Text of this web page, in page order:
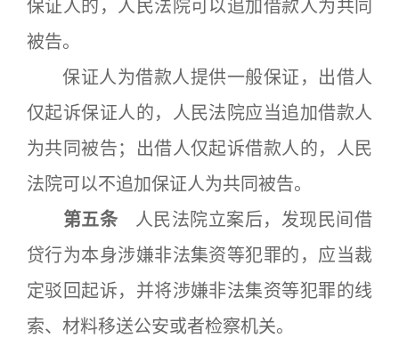
保证人的，人民法院可以追加借款人为共同
被告。
保证人为借款人提供一般保证，出借人
仅起诉保证人的，人民法院应当追加借款人
为共同被告；出借人仅起诉借款人的，人民
法院可以不追加保证人为共同被告。
第五条 人民法院立案后，发现民间借
贷行为本身涉嫌非法集资等犯罪的，应当裁
定驳回起诉，并将涉嫌非法集资等犯罪的线
索、材料移送公安或者检察机关。